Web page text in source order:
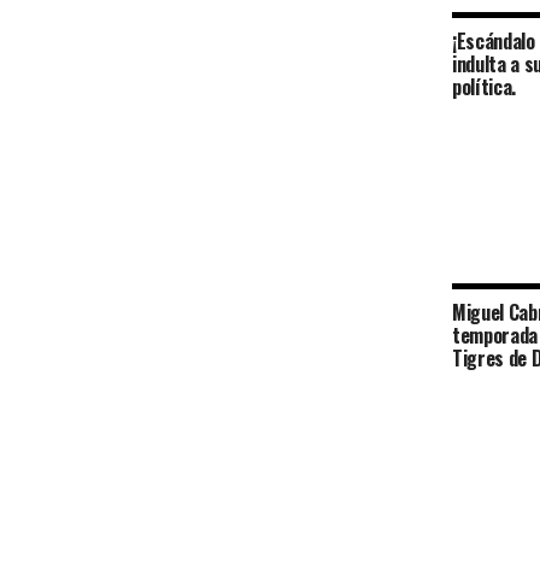
indulta a
política.
Miguel
Tigres de